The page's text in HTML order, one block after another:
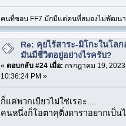
คนที่ชอบ FF7 มักมีแต่คนที่สมองไม่พัฒนา
Re: คุยไร้สาระ-มิโกะในโลก
มันมีชีวิตอยู่อย่างไรครับ?
« ตอบกลับ #24 เมื่อ: กรกฎาคม 19,
10:36:24 PM »
ก็แค่พวกเบียวไม่ใช่เรอะ....
คนหนึ่งก็โอตาคุติ่งดาราอยากเป็